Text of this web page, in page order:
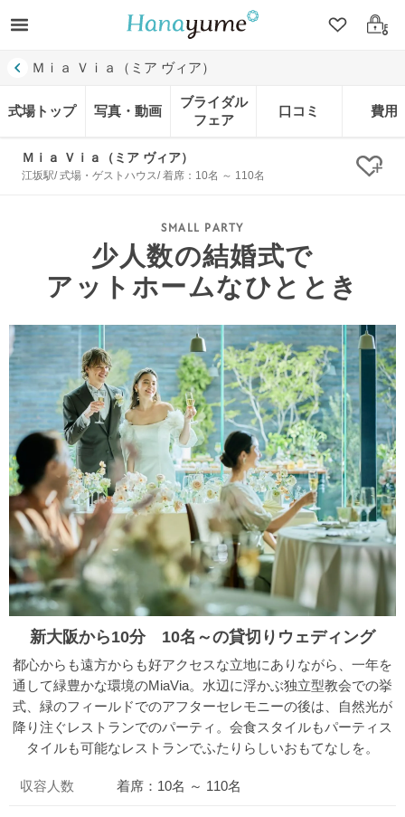
クリップ
ログ
Ｍｉａ Ｖｉａ（ミア ヴィア）
式場トップ 写真・動画
ブライダル
フェア
口コミ 費用
Ｍｉａ Ｖｉａ（ミア ヴィア）
江坂駅/ 式場・ゲストハウス/ 着席：10名 ～ 110名 ク
少人数の結婚式で
アットホームなひととき
新大阪から10分 10名～の貸切りウェディング
都心からも遠方からも好アクセスな立地にありながら、一年を
通して緑豊かな環境のMiaVia。水辺に浮かぶ独立型教会での挙
式、緑のフィールドでのアフターセレモニーの後は、自然光が
降り注ぐレストランでのパーティ。会食スタイルもパーティス
タイルも可能なレストランでふたりらしいおもてなしを。
収容人数 着席：10名 ～ 110名